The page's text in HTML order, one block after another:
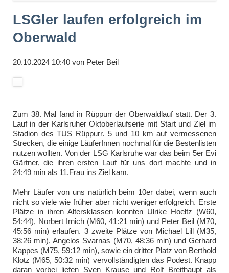
LSGler laufen erfolgreich im
Oberwald
20.10.2024 10:40von Peter Beil
Zum 38. Mal fand in Rüppurr der Oberwaldlauf statt. Der 3.
Lauf in der Karlsruher Oktoberlaufserie mit Start und Ziel im
Stadion des TUS Rüppurr. 5 und 10 km auf vermessenen
Strecken, die einige LäuferInnen nochmal für die Bestenlisten
nutzen wollten. Von der LSG Karlsruhe war das beim 5er Evi
Gärtner, die ihren ersten Lauf für uns dort machte und in
24:49 min als 11.Frau ins Ziel kam.
Mehr Läufer von uns natürlich beim 10er dabei, wenn auch
nicht so viele wie früher aber nicht weniger erfolgreich. Erste
Plätze in ihren Altersklassen konnten Ulrike Hoeltz (W60,
54:44), Norbert Irnich (M60, 41:21 min) und Peter Beil (M70,
45:56 min) erlaufen. 3 zweite Plätze von Michael Lill (M35,
38:26 min), Angelos Svarnas (M70, 48:36 min) und Gerhard
Kappes (M75, 59:12 min), sowie ein dritter Platz von Berthold
Klotz (M65, 50:32 min) vervollständigten das Podest. Knapp
daran vorbei liefen Sven Krause und Rolf Breithaupt als